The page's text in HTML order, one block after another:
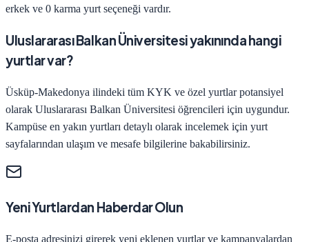
erkek ve 0 karma yurt seçeneği vardır.
Uluslararası Balkan Üniversitesi yakınında hangi
yurtlar var?
Üsküp-Makedonya ilindeki tüm KYK ve özel yurtlar potansiyel
olarak Uluslararası Balkan Üniversitesi öğrencileri için uygundur.
Kampüse en yakın yurtları detaylı olarak incelemek için yurt
sayfalarından ulaşım ve mesafe bilgilerine bakabilirsiniz.
Yeni Yurtlardan Haberdar Olun
E-posta adresinizi girerek yeni eklenen yurtlar ve kampanyalardan